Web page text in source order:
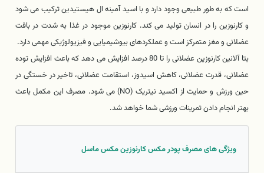
است که به طور طبیعی وجود دارد و با اسید آمینه ال هیستیدین ترکیب می شود
و کارنوزین را در انسان تولید می کند. کارنوزین موجود در غذا به شدت در بافت
عضلانی و مغز متمرکز است و عملکردهای بیوشیمیایی و فیزیولوژیکی مهمی دارد.
بتا آلانین کارنوزین عضلانی را تا 80 درصد افزایش می دهد که باعث افزایش توده
عضلانی، قدرت عضلانی، کاهش اسیدوز، استقامت عضلانی، تاخیر در خستگی در
حین ورزش و حمایت از اکسید نیتریک (NO) می شود. مصرف این مکمل باعث
بهتر انجام دادن تمرینات ورزشی شما خواهد شد.
ویژگی های مصرف پودر مکس کارنوزین مکس ماسل